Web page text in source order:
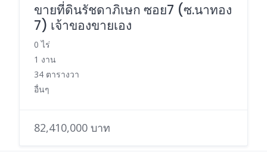
ขายที่ดินรัชดาภิเษก ซอย7 (ซ.นาทอง
7) เจ้าของขายเอง
0 ไร่
1 งาน
34 ตารางวา
อื่นๆ
82,410,000 บาท